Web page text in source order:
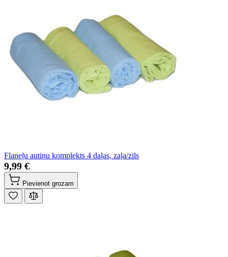
Flaneļu autiņu komplekts 4 daļas, zaļa/zils
9,99 €
Pievienot grozam